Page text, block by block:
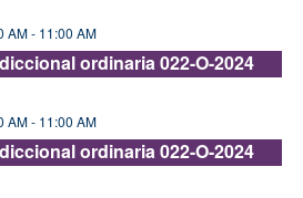
vistas
AM- 11:00 AM
ordinaria 022-O-2024
AM- 11:00 AM
ordinaria 022-O-2024